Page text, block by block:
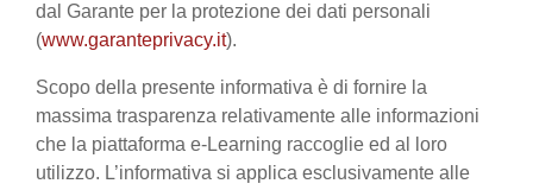
dal Garante per la protezione dei dati personali
(www.garanteprivacy.it).
Scopo della presente informativa è di fornire la
massima trasparenza relativamente alle informazioni
che la piattaforma e-Learning raccoglie ed al loro
utilizzo. L’informativa si applica esclusivamente alle